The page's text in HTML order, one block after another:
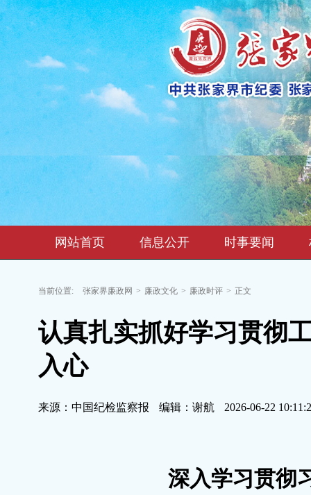
网站首页 信息公开 时事要闻
当前位置: 张家界廉政网 > 廉政文化 > 廉政时评 > 正文
认真扎实抓好学习贯彻
入心
来源：中国纪检监察报 编辑：谢航 2026-06-22
深入学习贯彻